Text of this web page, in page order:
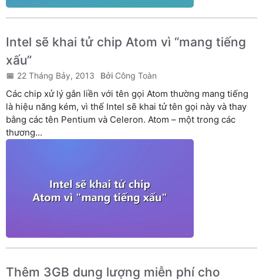
Intel sẽ khai tử chip Atom vì “mang tiếng
xấu”
22 Tháng Bảy, 2013 Công Toàn
Các chip xử lý gắn liền với tên gọi Atom thường mang tiếng
là hiệu năng kém, vì thế Intel sẽ khai tử tên gọi này và thay
bằng các tên Pentium và Celeron. Atom – một trong các
thương...
Thêm 3GB dung lượng miễn phí cho